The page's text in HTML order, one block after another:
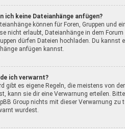
ich keine Dateianhänge anfügen?
können für Foren, Gruppen und
nicht erlaubt, Dateianhänge in dem
dürfen Dateien hochladen. Du
anfügen kannst.
ich verwarnt?
gibt es eigene Regeln, die meistens von
kann sie dir eine Verwarnung erteilen.
Group nichts mit dieser Verwarnung
wurdest.